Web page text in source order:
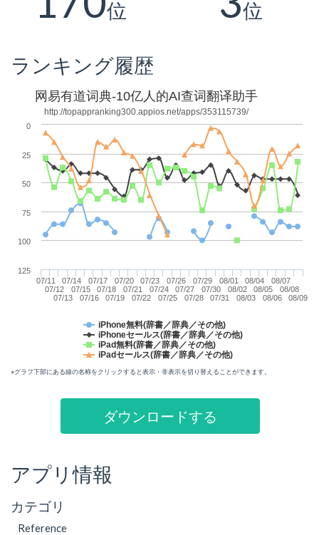
位 位
ランキング履歴
网易有道词典-10亿人的AI查词翻译助手
http://topappranking300.appios.net/apps/353115739/
iPhone無料(辞書／辞典／その他)
iPhoneセールス(辞書／辞典／その他)
iPad無料(辞書／辞典／その他)
iPadセールス(辞書／辞典／その他)
07/11
07/12
07/13
07/14
07/15
07/16
07/17
07/18
07/19
07/20
07/21
07/22
07/23
07/24
07/25
07/26
07/27
07/28
07/29
07/30
07/31
08/01
08/02
08/03
08/04
08/05
08/06
08/07
08/08
08/09
0
100
25
50
75
125
※グラフ下部にある線の名称をクリックすると表示・非表示を切り替えることができます。
ダウンロードする
アプリ情報
カテゴリ
Reference